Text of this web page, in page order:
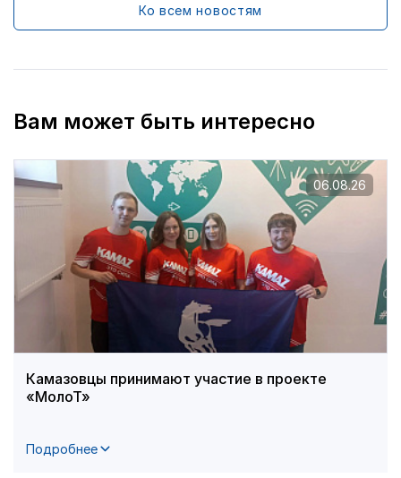
Ко всем новостям
Вам может быть интересно
Камазовцы принимают участие в проекте
«МолоТ»
Подробнее
06.08.26